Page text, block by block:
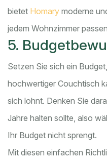
bietet Homary moderne
jedem Wohnzimmer
5.
Setzen Sie sich ein
hochwertiger Couchtisch
sich lohnt. Denken Sie
Jahre halten sollte, also
Ihr Budget nicht sprengt.
Mit diesen einfachen